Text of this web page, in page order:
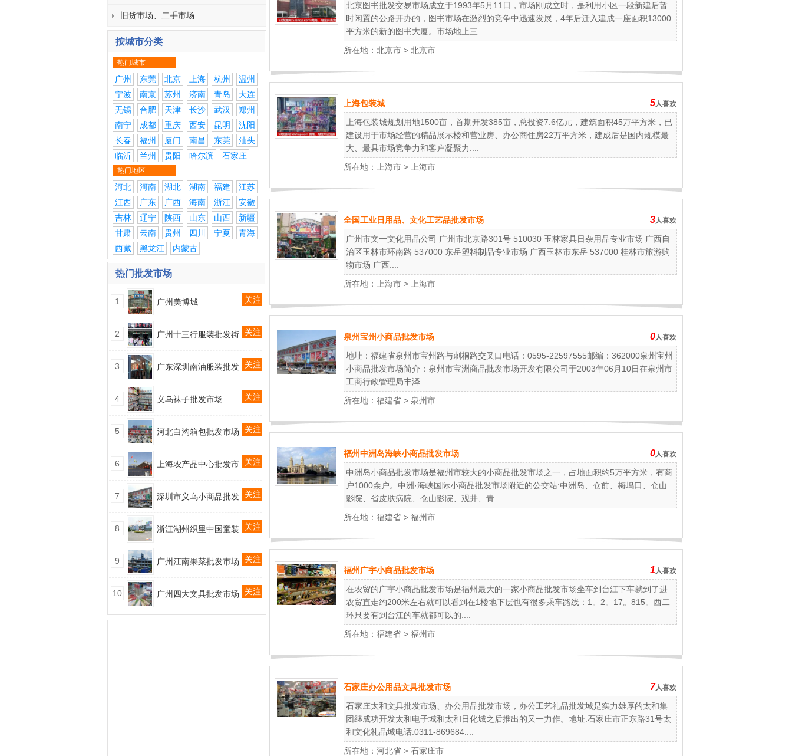
旧货市场、二手市场
按城市分类
热门城市
广州 东莞 北京 上海 杭州
温州
宁波
南京 苏州 济南 青岛
大连
无锡
合肥 天津 长沙 武汉
郑州
南宁
成都 重庆 西安 昆明
沈阳
长春
福州 厦门 南昌 东莞
汕头
临沂
兰州 贵阳 哈尔滨 石家庄
热门地区
河北 河南 湖北 湖南 福建
江苏
江西
广东 广西 海南 浙江
安徽
吉林
辽宁 陕西 山东 山西
新疆
甘肃
云南 贵州 四川 宁夏
青海
西藏
黑龙江 内蒙古
热门批发市场
1 广州美博城 关注
2 广州十三行服装批发街 关注
3 广东深圳南油服装批发 关注
4 义乌袜子批发市场 关注
5 河北白沟箱包批发市场 关注
6 上海农产品中心批发市 关注
7 深圳市义乌小商品批发 关注
8 浙江湖州织里中国童装 关注
9 广州江南果菜批发市场 关注
10 广州四大文具批发市场 关注
北京图书批发交易市场成立于1993年5月11日，市场刚成立时，是利用小区一段新建后暂
时闲置的公路开办的，图书市场在激烈的竞争中迅速发展，4年后迁入建成一座面积13000
平方米的新的图书大厦。市场地上三....
所在地： 北京市 > 北京市
上海包装城 5人喜欢
上海包装城规划用地1500亩，首期开发385亩，总投资7.6亿元，建筑面积45万平方米，已
建设用于市场经营的精品展示楼和营业房、办公商住房22万平方米，建成后是国内规模最
大、最具市场竞争力和客户凝聚力....
所在地：
上海市 > 上海市
全国工业日用品、文化工艺品批发市场 3人喜欢
广州市文一文化用品公司 广州市北京路301号 510030 玉林家具日杂用品专业市场 广西自
治区玉林市环南路 537000 东岳塑料制品专业市场 广西玉林市东岳 537000 桂林市旅游购
物市场 广西....
所在地：
上海市 > 上海市
泉州宝州小商品批发市场 0人喜欢
地址：福建省泉州市宝州路与刺桐路交叉口电话：0595-22597555邮编：362000泉州宝州
小商品批发市场简介：泉州市宝洲商品批发市场开发有限公司于2003年06月10日在泉州市
工商行政管理局丰泽....
所在地： 福建省 > 泉州市
福州中洲岛海峡小商品批发市场 0人喜欢
中洲岛小商品批发市场是福州市较大的小商品批发市场之一，占地面积约5万平方米，有商
户1000余户。中洲·海峡国际小商品批发市场附近的公交站:中洲岛、仓前、梅坞口、仓山
影院、省皮肤病院、仓山影院、观井、青....
所在地： 福建省 > 福州市
福州广宇小商品批发市场 1人喜欢
在农贸的广宇小商品批发市场是福州最大的一家小商品批发市场坐车到台江下车就到了进
农贸直走约200米左右就可以看到在1楼地下层也有很多乘车路线：1。2。17。815。西二
环只要有到台江的车就都可以的....
所在地： 福建省 > 福州市
石家庄办公用品文具批发市场 7人喜欢
石家庄太和文具批发市场、办公用品批发市场，办公工艺礼品批发城是实力雄厚的太和集
团继成功开发太和电子城和太和日化城之后推出的又一力作。地址:石家庄市正东路31号太
和文化礼品城电话:0311-869684....
所在地： 河北省 > 石家庄市